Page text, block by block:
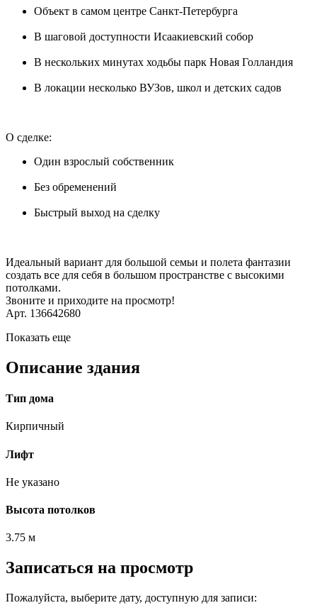
Объект в самом центре Санкт-Петербурга
В шаговой доступности Исаакиевский собор
В нескольких минутах ходьбы парк Новая Голландия
В локации несколько ВУЗов, школ и детских садов
О сделке:
Один взрослый собственник
Без обременений
Быстрый выход на сделку
Идеальный вариант для большой семьи и полета фантазии
создать все для себя в большом пространстве с высокими
потолками.
Звоните и приходите на просмотр!
Арт. 136642680
Показать еще
Описание здания
Тип дома
Кирпичный
Лифт
Не указано
Высота потолков
3.75 м
Записаться на просмотр
Пожалуйста, выберите дату, доступную для записи: